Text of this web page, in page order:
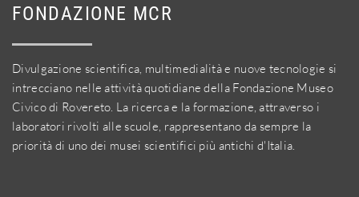
FONDAZIONE MCR
Divulgazione scientifica, multimedialità e nuove tecnologie si
intrecciano nelle attività quotidiane della Fondazione Museo
Civico di Rovereto. La ricerca e la formazione, attraverso i
laboratori rivolti alle scuole, rappresentano da sempre la
priorità di uno dei musei scientifici più antichi d'Italia.